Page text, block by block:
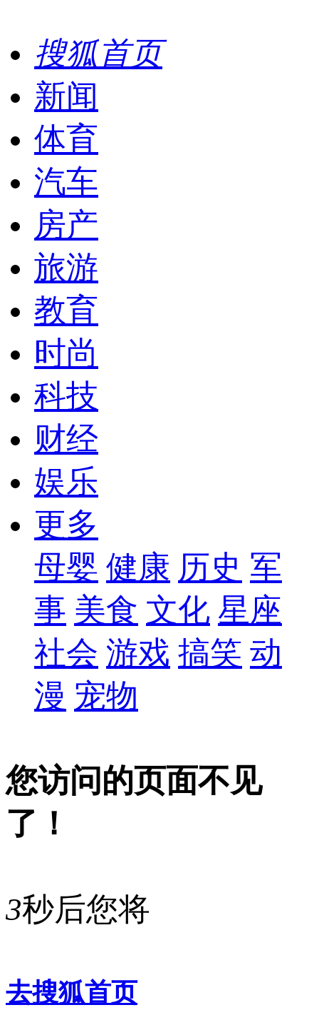
搜狐首页
新闻
体育
汽车
房产
旅游
教育
时尚
科技
财经
娱乐
更多
母婴 健康 历史 军
事 美食 文化 星座
社会 游戏 搞笑 动
漫 宠物
您访问的页面不见
了！
3秒后您将
去搜狐首页